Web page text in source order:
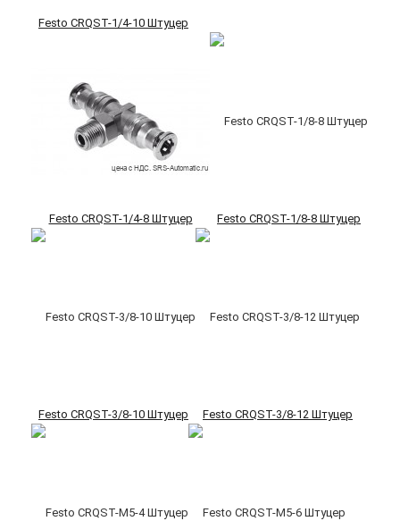
Festo CRQST-1/4-10 Штуцер
Festo CRQST-1/4-8 Штуцер Festo CRQST-1/8-8 Штуцер
Festo CRQST-3/8-10 Штуцер Festo CRQST-3/8-12 Штуцер